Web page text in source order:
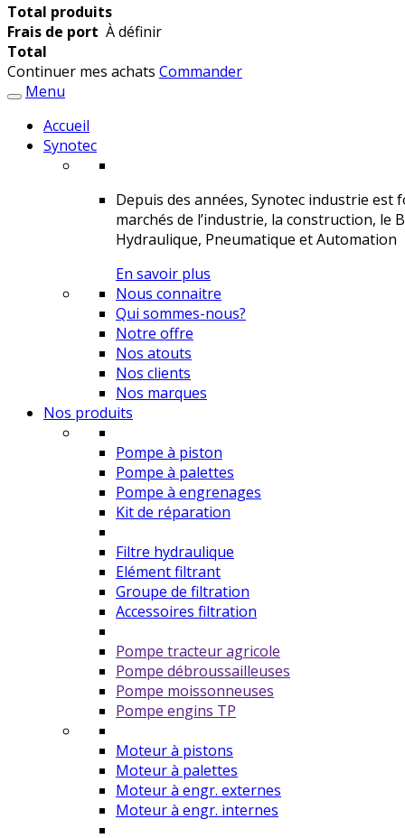
Total produits
Frais de port À définir
Total
Continuer mes achats Commander
Menu
Accueil
Synotec
Depuis des années, Synotec industrie
marchés de l’industrie, la construction, le
Hydraulique, Pneumatique et Automation
En savoir plus
Nous connaitre
Qui sommes-nous?
Notre offre
Nos atouts
Nos clients
Nos marques
Nos produits
Pompe à piston
Pompe à palettes
Pompe à engrenages
Kit de réparation
Filtre hydraulique
Elément filtrant
Groupe de filtration
Accessoires filtration
Pompe tracteur agricole
Pompe débroussailleuses
Pompe moissonneuses
Pompe engins TP
Moteur à pistons
Moteur à palettes
Moteur à engr. externes
Moteur à engr. internes